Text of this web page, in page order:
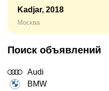
Kadjar, 2018
Москва
Поиск объявлений
Audi
BMW